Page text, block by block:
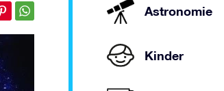
Astronomie
Kinder